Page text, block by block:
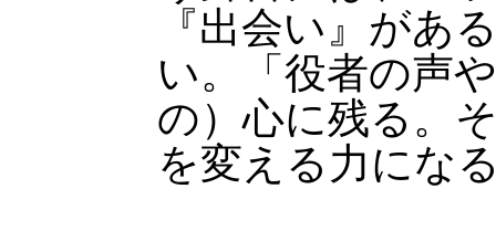
『出会い』があ
い。「役者の声
の）心に残る。
を変える力にな